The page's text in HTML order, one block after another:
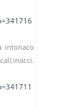
intonaco